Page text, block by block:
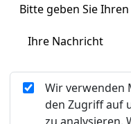
Wir verwenden
den Zugriff auf
Bitte geben Sie
Ihre Nachricht
0/400
Bittegeben Sie Ihre